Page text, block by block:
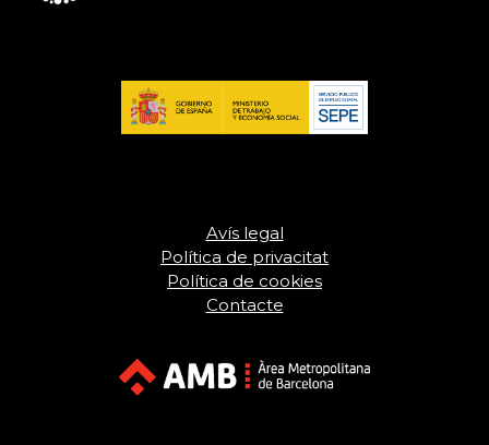
Avís legal
Política de privacitat
Política de cookies
Contacte